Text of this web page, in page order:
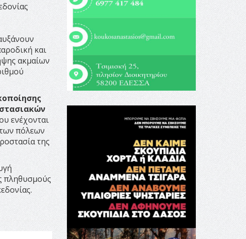
και
ακμαίων
ενέχονται
των πόλεων
της
πληθυσμούς